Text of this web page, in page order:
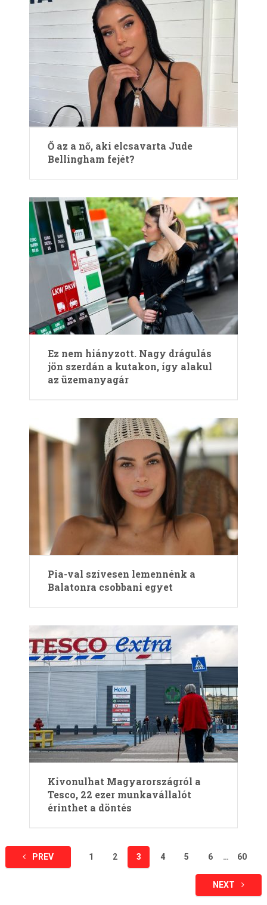
Ő az a nő, aki elcsavarta Jude
Bellingham fejét?
Ez nem hiányzott. Nagy drágulás
jön szerdán a kutakon, így alakul
az üzemanyagár
Pia-val szívesen lemennénk a
Balatonra csobbani egyet
Kivonulhat Magyarországról a
Tesco, 22 ezer munkavállalót
érinthet a döntés
Bejegyzések
lapozása
PREV 1 2 3 4 5 6 … 60
NEXT